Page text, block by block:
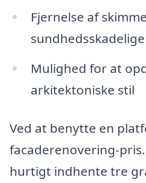
Fjernelse af
Mulighed for at
arkitektoniske stil
Ved at benytte en
facaderenovering-
hurtigt indhente tre